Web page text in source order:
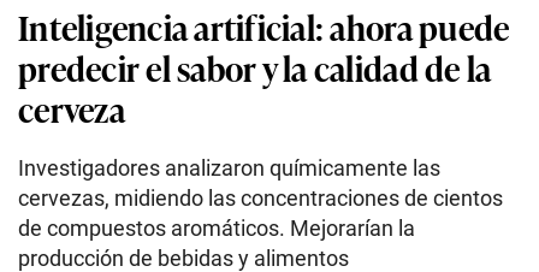
Inteligencia artificial: ahora puede
predecir el sabor y la calidad de la
cerveza
Investigadores analizaron químicamente las
cervezas, midiendo las concentraciones de cientos
de compuestos aromáticos. Mejorarían la
producción de bebidas y alimentos